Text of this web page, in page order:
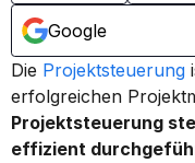
Google
Die Projektsteuerung
erfolgreichen
Projektsteuerung
effizient